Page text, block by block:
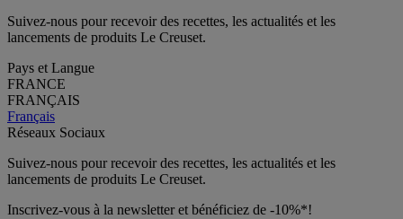
Suivez-nous pour recevoir des recettes, les actualités et les
lancements de produits Le Creuset.
Pays et Langue
FRANCE
FRANÇAIS
Français
Réseaux Sociaux
Suivez-nous pour recevoir des recettes, les actualités et les
lancements de produits Le Creuset.
Inscrivez-vous à la newsletter et bénéficiez de -10%*!